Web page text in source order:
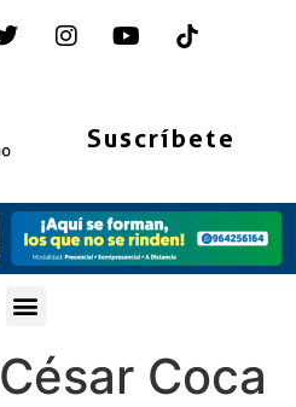
Suscríbete
César Coca